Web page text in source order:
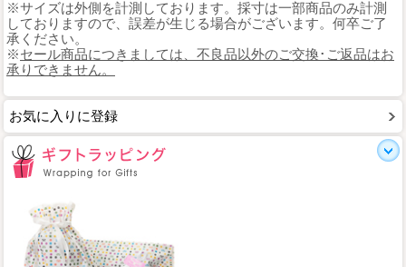
※サイズは外側を計測しております。採寸は一部商品のみ計測
しておりますので、誤差が生じる場合がございます。何卒ご了
承ください。
※セール商品につきましては、不良品以外のご交換･ご返品はお
承りできません。
お気に入りに登録